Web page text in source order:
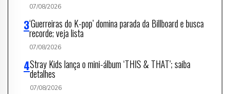
07/08/2026
‘Guerreiras do K-pop’ domina parada da Billboard e busca
recorde; veja lista
07/08/2026
Stray Kids lança o mini-álbum ‘THIS & THAT’; saiba
detalhes
07/08/2026